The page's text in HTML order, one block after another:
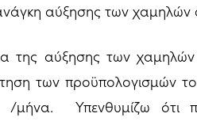
αύξησης των χαμηλών
αύξησης των χαμηλών
των προϋπολογισμών
/μήνα. Υπενθυμίζω ότι